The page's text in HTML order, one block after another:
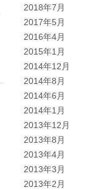
2018年7月
2017年5月
2016年4月
2015年1月
2014年12月
2014年8月
2014年6月
2014年1月
2013年12月
2013年8月
2013年4月
2013年3月
2013年2月